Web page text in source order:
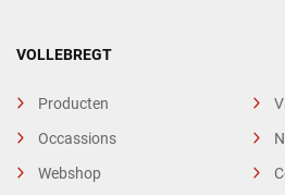
VOLLEBREGT
Producten
Occassions
Webshop